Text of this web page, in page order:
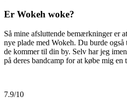
Er Wokeh woke?
Så mine afsluttende bemærkninger er
nye plade med Wokeh. Du burde også
de kommer til din by. Selv har jeg
på deres bandcamp for at købe mig en
7.9/10